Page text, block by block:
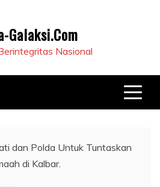
Galaksi.Com
Nasional